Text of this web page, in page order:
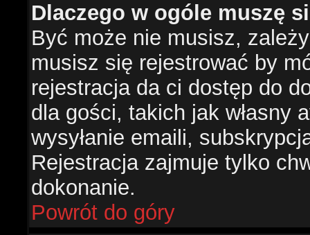
Dlaczego w ogóle muszę
Być może nie musisz,
musisz się rejestrować by
rejestracja da ci dostęp do
dla gości, takich jak własny
wysyłanie emaili,
Rejestracja zajmuje tylko
dokonanie.
Powrót do góry